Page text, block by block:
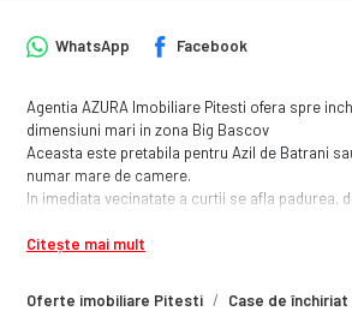
Oferte imobiliare Pitesti Case de
WhatsApp Facebook
Agentia AZURA Imobiliare Pitesti ofera spre
dimensiuni mari in zona Big Bascov
Aceasta este pretabila pentru Azil de Batrani
numar mare de camere.
In imediata vecinatate a curtii se afla padurea,
Pretul pe timp de iarna va fii scazut
Pentru mai multe detalii nu ezita sa ne contactezi!
Citește mai mult